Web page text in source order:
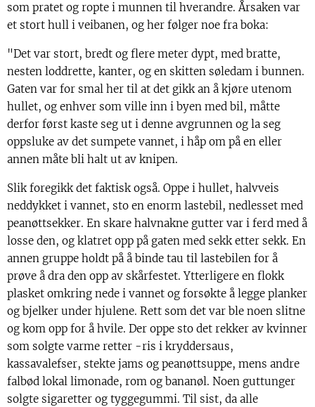
som pratet og ropte i munnen til hverandre. Årsaken var
et stort hull i veibanen, og her følger noe fra boka:
"Det var stort, bredt og flere meter dypt, med bratte,
nesten loddrette, kanter, og en skitten søledam i bunnen.
Gaten var for smal her til at det gikk an å kjøre utenom
hullet, og enhver som ville inn i byen med bil, måtte
derfor først kaste seg ut i denne avgrunnen og la seg
oppsluke av det sumpete vannet, i håp om på en eller
annen måte bli halt ut av knipen.
Slik foregikk det faktisk også. Oppe i hullet, halvveis
neddykket i vannet, sto en enorm lastebil, nedlesset med
peanøttsekker. En skare halvnakne gutter var i ferd med å
losse den, og klatret opp på gaten med sekk etter sekk. En
annen gruppe holdt på å binde tau til lastebilen for å
prøve å dra den opp av skårfestet. Ytterligere en flokk
plasket omkring nede i vannet og forsøkte å legge planker
og bjelker under hjulene. Rett som det var ble noen slitne
og kom opp for å hvile. Der oppe sto det rekker av kvinner
som solgte varme retter -ris i kryddersaus,
kassavalefser, stekte jams og peanøttsuppe, mens andre
falbød lokal limonade, rom og bananøl. Noen guttunger
solgte sigaretter og tyggegummi. Til sist, da alle